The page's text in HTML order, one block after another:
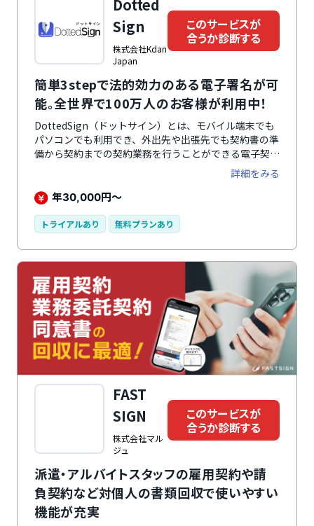
Dotted
Sign
株式会社Kdan
Japan
このサービスが
合うか診断する
簡単3stepで法的効力のある電子署名が可
能。全世界で100万人のお客様が利用中！
DottedSign（ドットサイン）とは、モバイル端末でも
パソコンでも利用でき、外出先や出張先でも契約書の準
備から契約までの契約業務を行うことができる電子契約
システムです。電子で行うため契約書をFAXや相手先へ
持っていく手間が省け、すべての契約作業のステータス
を一元管理ができるので、契約ステータスをリアルタイ
約書、提案書、見積書などをインポートできるので、書
も簡単に署名依頼の振り分けが可能なので、署名タスク
に迅速に対応できます。書類テンプレートの作成がで
き、業務の効率化を図ります。
詳細をみる
年30,000円～
トライアルあり 無料プランあり
FAST
SIGN
株式会社マル
ジュ
このサービスが
合うか診断する
派遣・アルバイトスタッフの雇用契約や請
負契約など対個人の書類回収で使いやすい
機能が充実